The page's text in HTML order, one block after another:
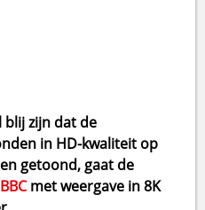
blij zijn dat de
in HD-kwaliteit op
getoond, gaat de
BBCmet weergave in 8K